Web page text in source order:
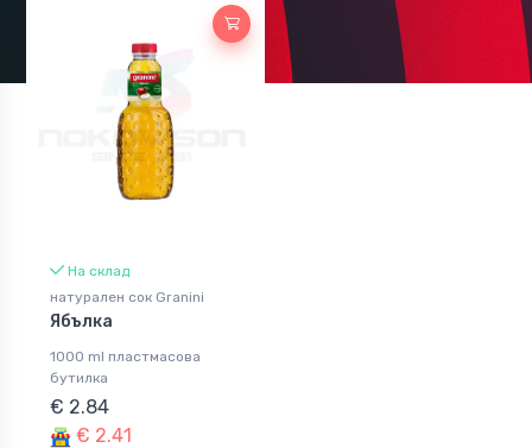
На склад
натурален сок Granini
Ябълка
1000 ml пластмасова
бутилка
€ 2.84
€ 2.41